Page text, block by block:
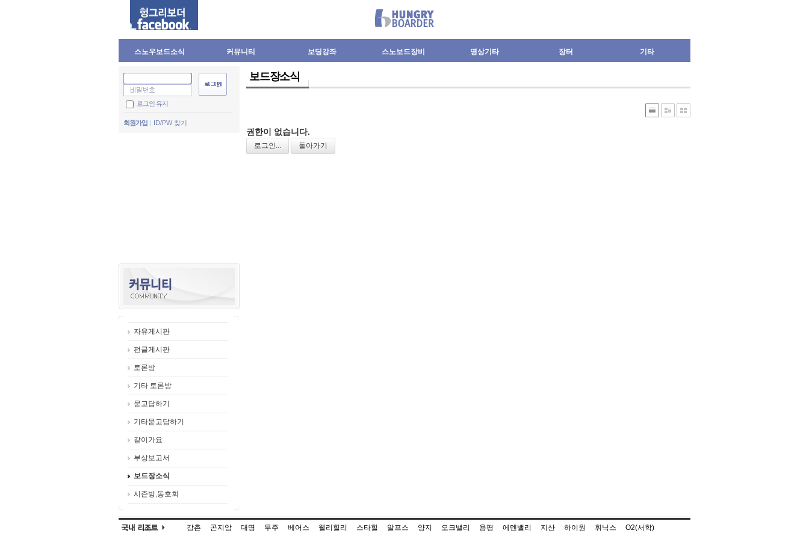
스노우보드소식 커뮤니티 보딩강좌 스노보드장비 영상기타 장터 기타
로그인 유지
회원가입 ID/PW 찾기
자유게시판
펀글게시판
토론방
기타 토론방
묻고답하기
기타묻고답하기
같이가요
부상보고서
보드장소식
시즌방,동호회
보드장소식
권한이 없습니다.
로그인... 돌아가기
강촌 곤지암 대명 무주 베어스 웰리힐리 스타힐 알프스 양지 오크밸리 용평 에덴밸리 지산 하이원 휘닉스 O2(서학)